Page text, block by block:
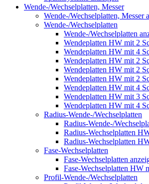
Wende-/Wechselplatten, Messer
Wende-/Wechselplatten, Messer
Wende-/Wechselplatten
Wende-/Wechselplatten
Wendeplatten HW mit 2
Wendeplatten HW mit 4
Wendeplatten HW mit 2
Wendeplatten HW mit 2
Wendeplatten HW mit 2
Wendeplatten HW mit 4
Wendeplatten HW mit 3
Wendeplatten HW mit 4
Radius-Wende-/Wechselplatten
Radius-Wende-/
Radius-Wechselplatten
Radius-Wechselplatten
Fase-Wechselplatten
Fase-Wechselplatten
Fase-Wechselplatten HW
Profil-Wende-/Wechselplatten